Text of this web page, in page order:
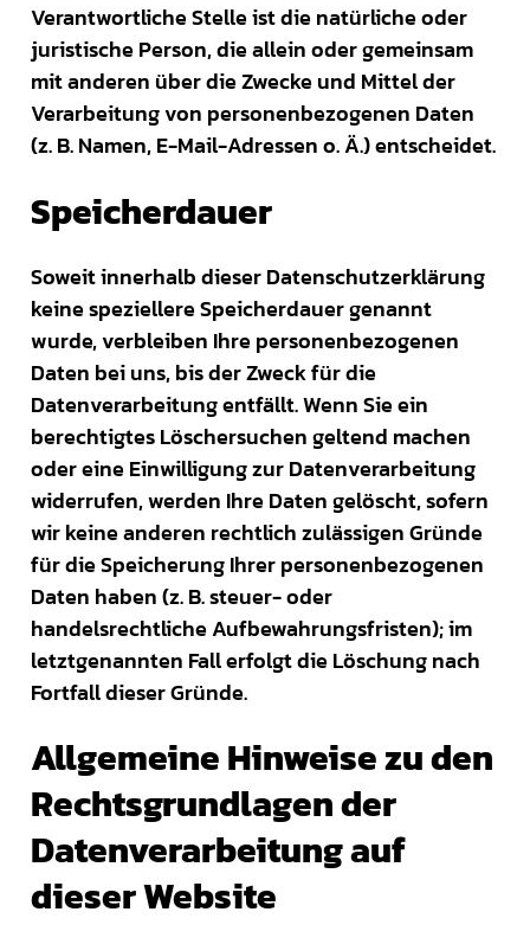
Verantwortliche Stelle ist die natürliche oder
juristische Person, die allein oder gemeinsam
mit anderen über die Zwecke und Mittel der
Verarbeitung von personenbezogenen Daten
(z. B. Namen, E-Mail-Adressen o. Ä.) entscheidet.
Speicherdauer
Soweit innerhalb dieser Datenschutzerklärung
keine speziellere Speicherdauer genannt
wurde, verbleiben Ihre personenbezogenen
Daten bei uns, bis der Zweck für die
Datenverarbeitung entfällt. Wenn Sie ein
berechtigtes Löschersuchen geltend machen
oder eine Einwilligung zur Datenverarbeitung
widerrufen, werden Ihre Daten gelöscht, sofern
wir keine anderen rechtlich zulässigen Gründe
für die Speicherung Ihrer personenbezogenen
Daten haben (z. B. steuer- oder
handelsrechtliche Aufbewahrungsfristen); im
letztgenannten Fall erfolgt die Löschung nach
Fortfall dieser Gründe.
Allgemeine Hinweise zu den
Rechtsgrundlagen der
Datenverarbeitung auf
dieser Website